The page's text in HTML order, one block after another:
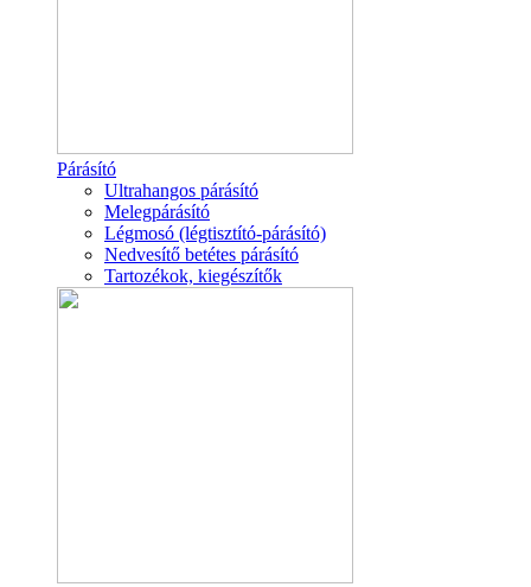
Párásító
Ultrahangos párásító
Melegpárásító
Légmosó (légtisztító-párásító)
Nedvesítő betétes párásító
Tartozékok, kiegészítők